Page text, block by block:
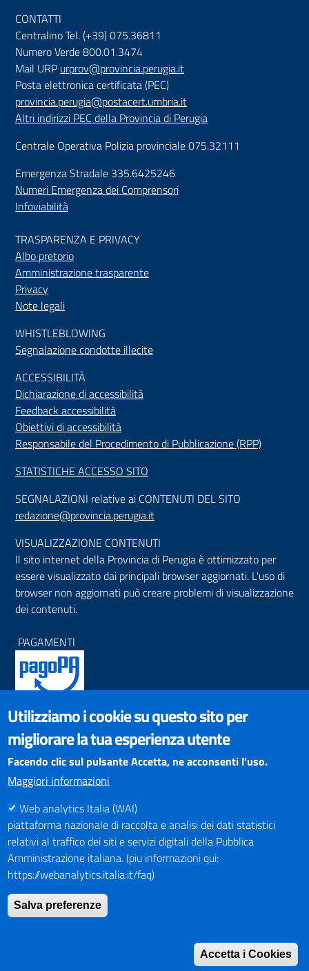
CONTATTI
Centralino Tel. (+39) 075.36811
Numero Verde 800.01.3474
Mail URP urprov@provincia.perugia.it
Posta elettronica certificata (PEC)
provincia.perugia@postacert.umbria.it
Altri indirizzi PEC della Provincia di Perugia
Centrale Operativa Polizia provinciale 075.32111
Emergenza Stradale 335.6425246
Numeri Emergenza dei Comprensori
Infoviabilità
TRASPARENZA E PRIVACY
Albo pretorio
Amministrazione trasparente
Privacy
Note legali
WHISTLEBLOWING
Segnalazione condotte illecite
ACCESSIBILITÀ
Dichiarazione di accessibilità
Feedback accessibilità
Obiettivi di accessibilità
Responsabile del Procedimento di Pubblicazione (RPP)
STATISTICHE ACCESSO SITO
SEGNALAZIONI relative ai CONTENUTI DEL SITO
redazione@provincia.perugia.it
VISUALIZZAZIONE CONTENUTI
Il sito internet della Provincia di Perugia è ottimizzato per
essere visualizzato dai principali browser aggiornati. L'uso di
browser non aggiornati può creare problemi di visualizzazione
dei contenuti.
PAGAMENTI
SOCIAL NETWORKS
Pagina Facebook
Profilo Instagram
Canale YouTube
Mappa del Sito
Indirizzario
Utilizziamo i cookie su questo sito per
migliorare la tua esperienza utente
Facendo clic sul pulsante Accetta, ne acconsenti l'uso.
Maggiori informazioni
Web analytics Italia (WAI)
piattaforma nazionale di raccolta e analisi dei dati statistici
relativi al traffico dei siti e servizi digitali della Pubblica
Amministrazione italiana. (piu informazioni qui:
https://webanalytics.italia.it/faq)
Salva preferenze
Accetta i Cookies